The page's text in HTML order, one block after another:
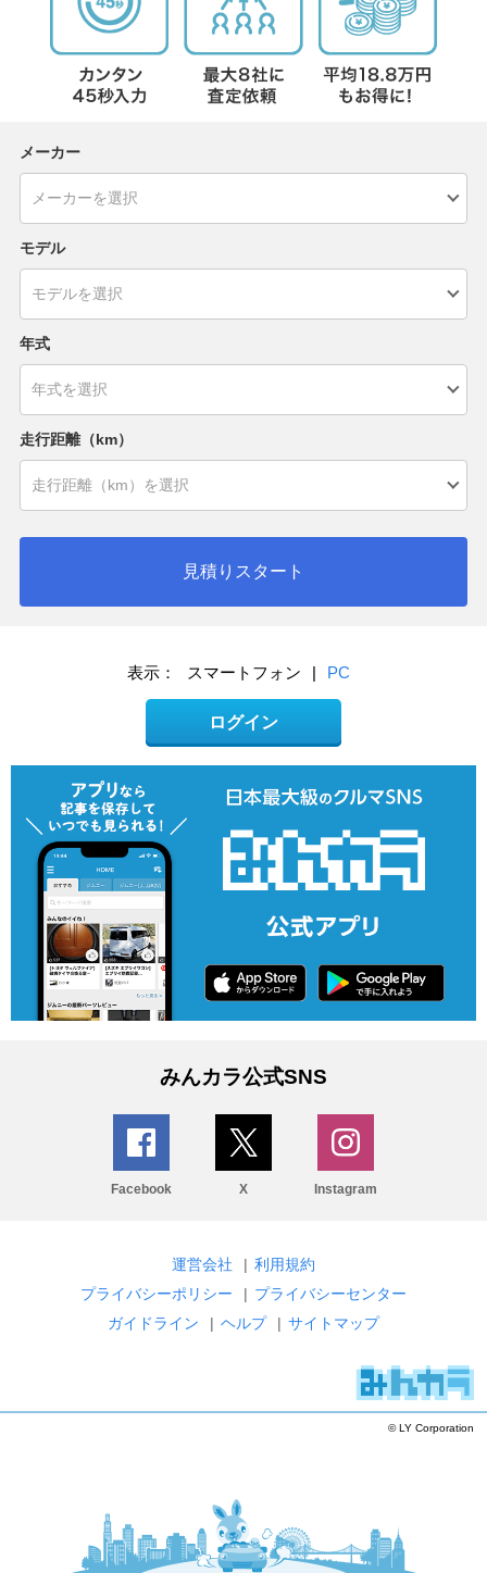
メーカー
モデル
年式
走行距離（km）
見積りスタート
表示： スマートフォン | PC
ログイン
みんカラ公式SNS
Facebook X Instagram
運営会社 | 利用規約
プライバシーポリシー
| プライバシーセンター
ガイドライン
| ヘルプ | サイトマップ
© LY Corporation